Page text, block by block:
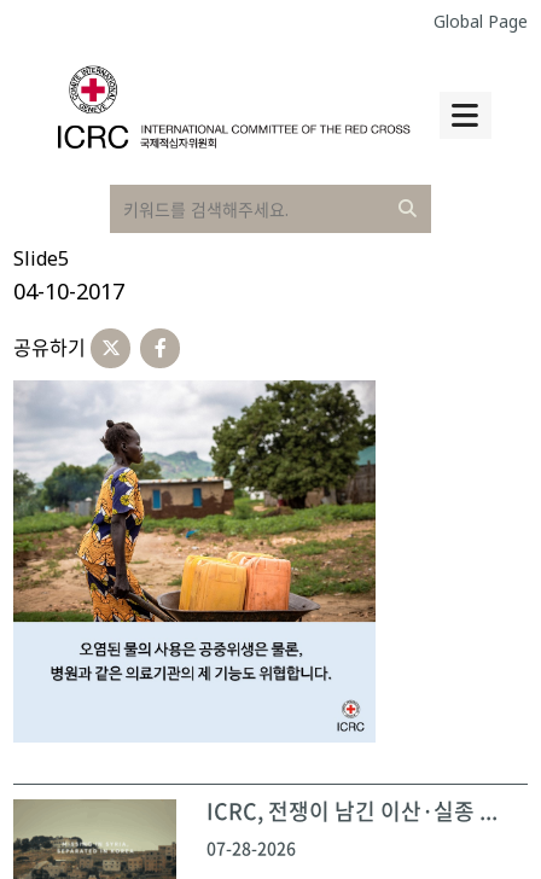
Global Page
Slide5
04-10-2017
공유하기
ICRC, 전쟁이 남긴 이산·실종 ...
07-28-2026